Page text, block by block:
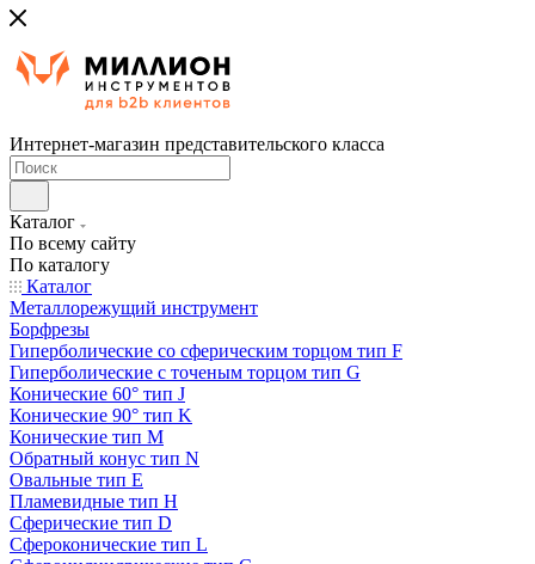
Интернет-магазин представительского класса
Каталог
По всему сайту
По каталогу
Каталог
Металлорежущий инструмент
Борфрезы
Гиперболические cо сферическим торцом тип F
Гиперболические с точеным торцом тип G
Конические 60° тип J
Конические 90° тип K
Конические тип M
Обратный конус тип N
Овальные тип E
Пламевидные тип H
Сферические тип D
Сфероконические тип L